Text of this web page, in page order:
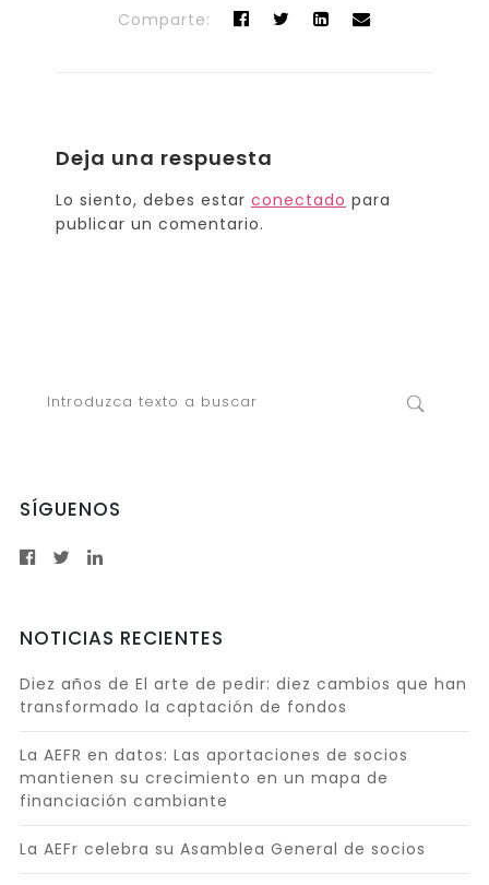
Comparte:
Deja una respuesta
Lo siento, debes estar conectado para
publicar un comentario.
SÍGUENOS
NOTICIAS RECIENTES
Diez años de El arte de pedir: diez cambios que han
transformado la captación de fondos
La AEFR en datos: Las aportaciones de socios
mantienen su crecimiento en un mapa de
financiación cambiante
La AEFr celebra su Asamblea General de socios